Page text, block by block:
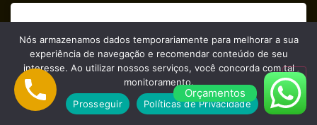
Orçamentos
Nós armazenamos dados temporariamente para melhorar a sua
experiência de navegação e recomendar conteúdo de seu
interesse. Ao utilizar nossos serviços, você concorda com tal
monitoramento.
Prosseguir
Políticas de Privacidade